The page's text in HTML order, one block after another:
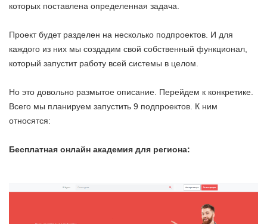
которых поставлена определенная задача.
Проект будет разделен на несколько подпроектов. И для
каждого из них мы создадим свой собственный функционал,
который запустит работу всей системы в целом.
Но это довольно размытое описание. Перейдем к конкретике.
Всего мы планируем запустить 9 подпроектов. К ним
относятся:
Бесплатная онлайн академия для региона: